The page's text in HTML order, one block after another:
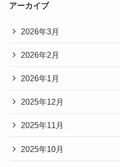
アーカイブ
2026年3月
2026年2月
2026年1月
2025年12月
2025年11月
2025年10月